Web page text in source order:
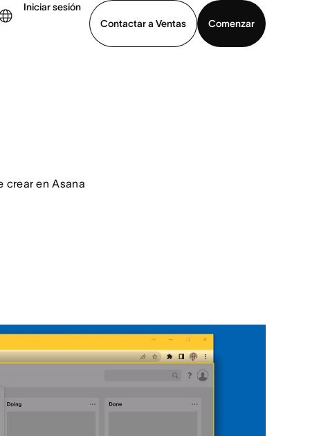
Iniciar sesión
Contactar a Ventas
Comenzar
crear en Asana